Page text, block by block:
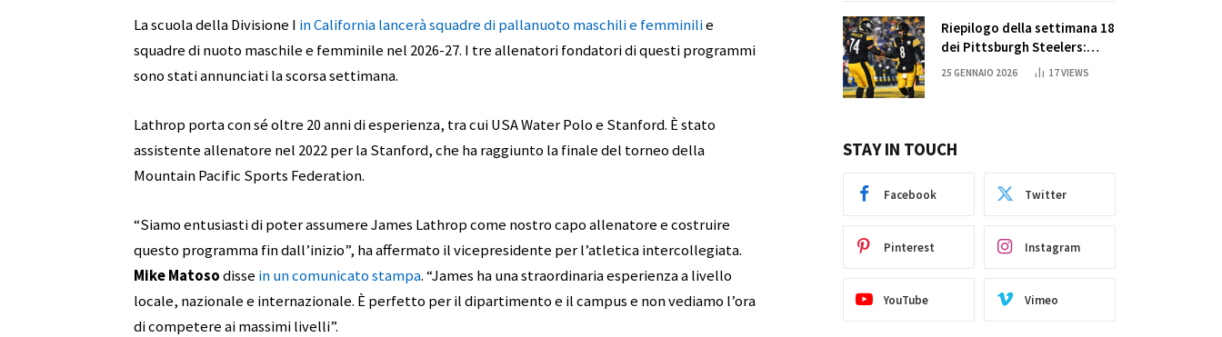
La scuola della Divisione I in California lancerà squadre di pallanuoto maschili e femminilie
squadre di nuoto maschile e femminile nel 2026-27. I tre allenatori fondatori di questi programmi
sono stati annunciati la scorsa settimana.
Lathrop porta con sé oltre 20 anni di esperienza, tra cui USA Water Polo e Stanford. È stato
assistente allenatore nel 2022 per la Stanford, che ha raggiunto la finale del torneo della
Mountain Pacific Sports Federation.
“Siamo entusiasti di poter assumere James Lathrop come nostro capo allenatore e costruire
questo programma fin dall’inizio”, ha affermato il vicepresidente per l’atletica intercollegiata.
Mike Matosodisse in un comunicato stampa. “James ha una straordinaria esperienza a livello
locale, nazionale e internazionale. È perfetto per il dipartimento e il campus e non vediamo l’ora
di competere ai massimi livelli”.
Riepilogo della settimana 18
dei Pittsburgh Steelers:
credi nei miracoli?
25 GENNAIO 2026 17VIEWS
STAY IN TOUCH
Facebook Twitter
Pinterest Instagram
YouTube Vimeo